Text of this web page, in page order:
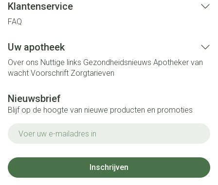
Klantenservice
FAQ
Uw apotheek
Over ons Nuttige links Gezondheidsnieuws Apotheker van
wacht Voorschrift Zorgtarieven
Nieuwsbrief
Blijf op de hoogte van nieuwe producten en promoties
Inschrijven